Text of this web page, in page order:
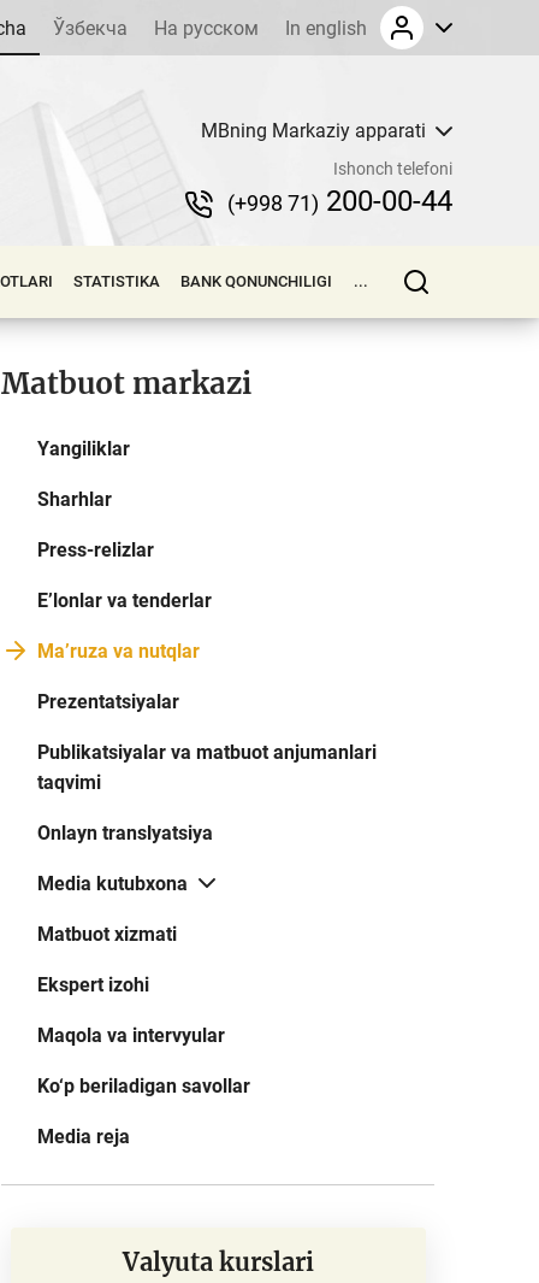
Ўзбекча На русском In english
MBning Markaziy apparati
Ishonch telefoni
(+998 71) 200-00-44
STATISTIKA BANK QONUNCHILIGI ...
Matbuot markazi
Yangiliklar
Sharhlar
Press-relizlar
E’lonlar va tenderlar
Ma’ruza va nutqlar
Prezentatsiyalar
Publikatsiyalar va matbuot anjumanlari
taqvimi
Onlayn translyatsiya
Media kutubxona
Matbuot xizmati
Ekspert izohi
Maqola va intervyular
Ko‘p beriladigan savollar
Media reja
Valyuta kurslari